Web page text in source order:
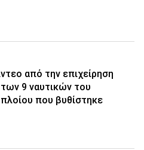
από την επιχείρηση
9 ναυτικών του
που βυθίστηκε